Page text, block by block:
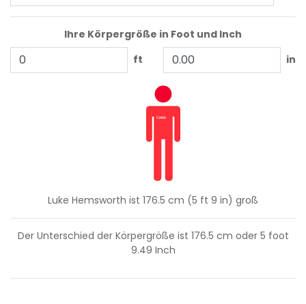
Ihre Körpergröße in Foot und Inch
ft
in
Luke Hemsworth ist 176.5 cm (5 ft 9 in) groß
Der Unterschied der Körpergröße ist 176.5 cm oder 5 foot
9.49 Inch